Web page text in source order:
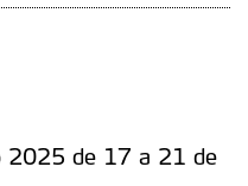
2025 de 17 a 21 de